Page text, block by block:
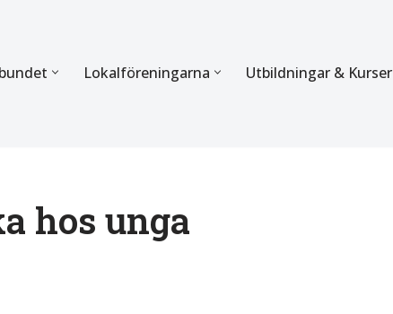
Lokalföreningarna Utbildningar & Kurser
hos unga